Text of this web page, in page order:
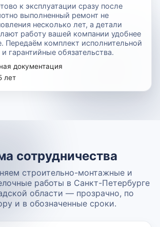
к эксплуатации сразу после
выполненный ремонт не
несколько лет, а детали
работу вашей компании удобнее
Передаём комплект исполнительной
гарантийные обязательства.
документация
лет
сотрудничества
строительно-монтажные и
работы в Санкт-Петербурге
области — прозрачно, по
и в обозначенные сроки.